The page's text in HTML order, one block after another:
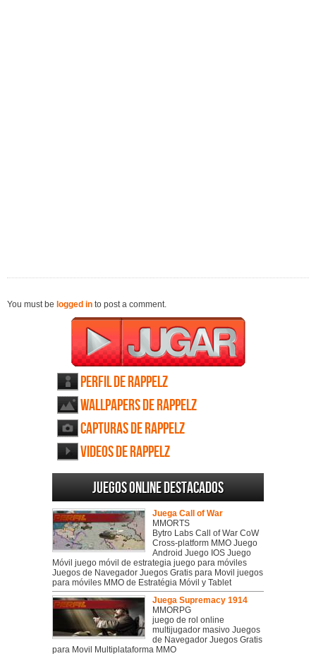
You must be logged in to post a comment.
Perfil de Rappelz
Wallpapers de Rappelz
Capturas de Rappelz
Videos de Rappelz
Juegos online destacados
Juega Call of War
MMORTS
Bytro Labs Call of War CoW
Cross-platform MMO Juego
Android Juego IOS Juego
Móvil juego móvil de estrategia juego para móviles
Juegos de Navegador Juegos Gratis para Movil juegos
para móviles MMO de Estratégia Móvil y Tablet
Juega Supremacy 1914
MMORPG
juego de rol online
multijugador masivo Juegos
de Navegador Juegos Gratis
para Movil Multiplataforma MMO